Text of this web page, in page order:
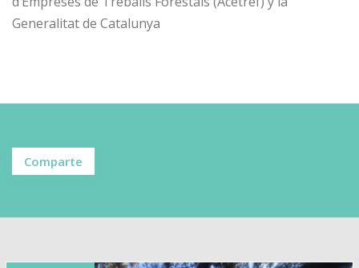
Generalitat de Catalunya
Comparte